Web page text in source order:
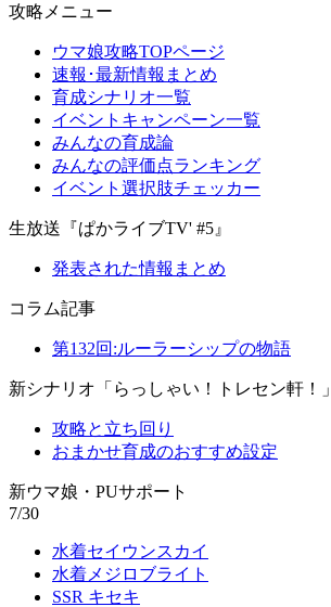
攻略メニュー
ウマ娘攻略TOPページ
速報･最新情報まとめ
育成シナリオ一覧
イベントキャンペーン一覧
みんなの育成論
みんなの評価点ランキング
イベント選択肢チェッカー
生放送『ぱかライブTV' #5』
発表された情報まとめ
コラム記事
第132回:ルーラーシップの物語
新シナリオ「らっしゃい！トレセン軒！」
攻略と立ち回り
おまかせ育成のおすすめ設定
新ウマ娘・PUサポート
7/30
水着セイウンスカイ
水着メジロブライト
SSR キセキ